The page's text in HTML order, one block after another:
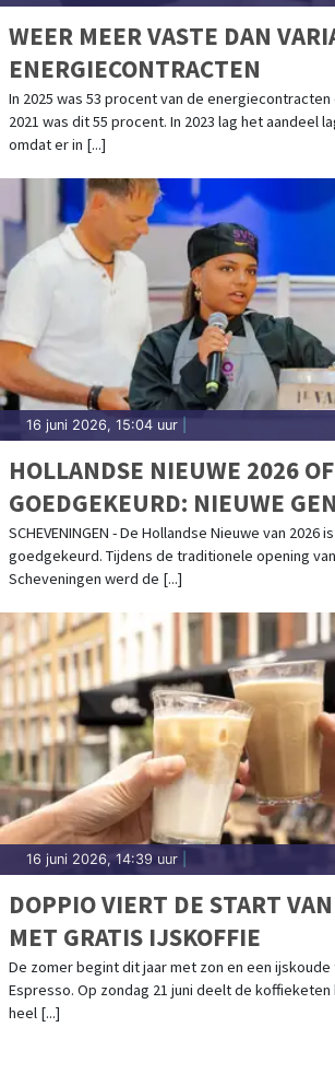
WEER MEER VASTE DAN
ENERGIECONTRACTEN
In 2025 was 53 procent van de
2021 was dit 55 procent. In 2023 lag het aandeel
omdat er in [...]
16 juni 2026, 15:04 uur
HOLLANDSE NIEUWE 2026
GOEDGEKEURD: NIEUWE
GEEFT STARTSEIN VOOR
SCHEVENINGEN - De Hollandse Nieuwe van 2026
goedgekeurd. Tijdens de traditionele opening
Scheveningen werd de [...]
16 juni 2026, 14:39 uur
DOPPIO VIERT DE START
MET GRATIS IJSKOFFIE
De zomer begint dit jaar met zon en een
Espresso. Op zondag 21 juni deelt de
heel [...]